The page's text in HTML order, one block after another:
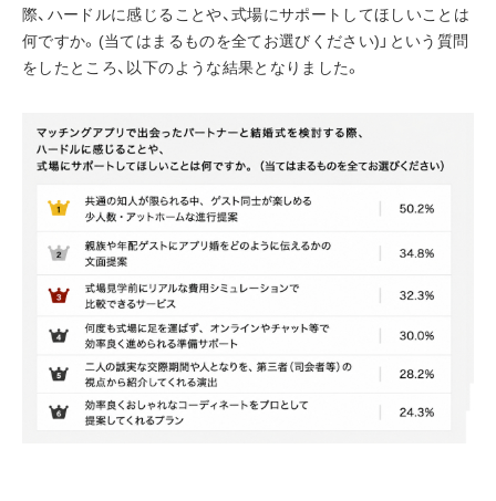
際、ハードルに感じることや、式場にサポートしてほしいことは
何ですか。(当てはまるものを全てお選びください)」という質問
をしたところ、以下のような結果となりました。